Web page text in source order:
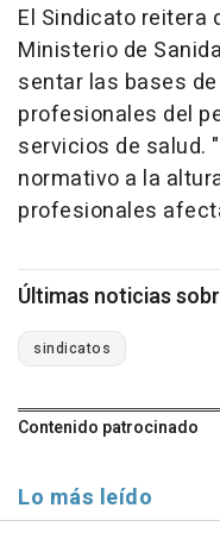
El Sindicato reitera
Ministerio de
sentar las bases
profesionales del
servicios de salud.
normativo a la
profesionales
Últimas noticias
sindicatos
Contenido patrocinado
Lo más leído